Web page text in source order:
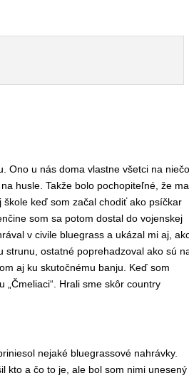
Ono u nás doma vlastne všetci na
aj na husle. Takže bolo
Až potom na strednej škole keď
to chytilo aj mňa. Na vojenčine
(tuším niekde od Tachova), ktorý
som si potom z jednej mojej gitary
školu na banjo a začal drieť. Po čase
konzervatóriu okolo roku 1979, dal
a hlavne Fešákov.
priniesol nejaké bluegrassové
som netušil kto a čo to je, ale bol som